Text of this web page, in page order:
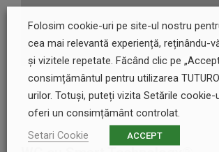
Folosim cookie-uri pe site-ul nostru
cea mai relevantă experiență, reținându-
și vizitele repetate. Făcând clic pe
consimțământul pentru utilizarea
urilor. Totuși, puteți vizita Setările cookie-
oferi un consimțământ controlat.
Setari Cookie
ACCEPT